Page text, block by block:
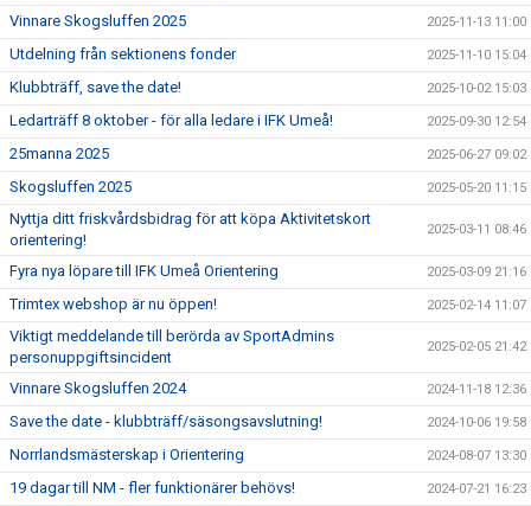
Vinnare Skogsluffen 2025 2025-11-13 11:00
Utdelning från sektionens fonder 2025-11-10 15:04
Klubbträff, save the date! 2025-10-02 15:03
Ledarträff 8 oktober - för alla ledare i IFK Umeå! 2025-09-30 12:54
25manna 2025 2025-06-27 09:02
Skogsluffen 2025 2025-05-20 11:15
Nyttja ditt friskvårdsbidrag för att köpa Aktivitetskort
orientering!
2025-03-11 08:46
Fyra nya löpare till IFK Umeå Orientering 2025-03-09 21:16
Trimtex webshop är nu öppen! 2025-02-14 11:07
Viktigt meddelande till berörda av SportAdmins
personuppgiftsincident
2025-02-05 21:42
Vinnare Skogsluffen 2024 2024-11-18 12:36
Save the date - klubbträff/säsongsavslutning! 2024-10-06 19:58
Norrlandsmästerskap i Orientering 2024-08-07 13:30
19 dagar till NM - fler funktionärer behövs! 2024-07-21 16:23